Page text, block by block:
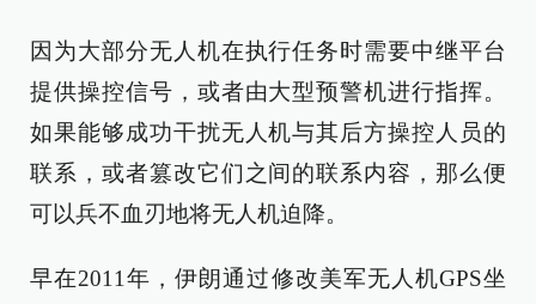
因为大部分无人机在执行任务时需要中继平台
提供操控信号，或者由大型预警机进行指挥。
如果能够成功干扰无人机与其后方操控人员的
联系，或者篡改它们之间的联系内容，那么便
可以兵不血刃地将无人机迫降。
早在2011年，伊朗通过修改美军无人机GPS坐